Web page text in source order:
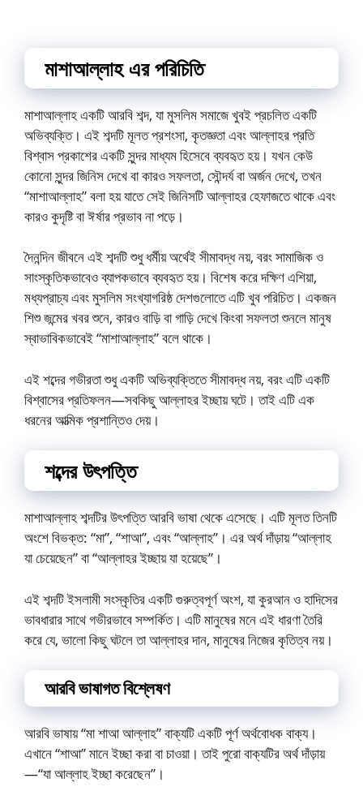
মাশাআল্লাহ এর পরিচিতি
মাশাআল্লাহ একটি আরবি শব্দ, যা মুসলিম সমাজে খুবই প্রচলিত একটি
অভিব্যক্তি। এই শব্দটি মূলত প্রশংসা, কৃতজ্ঞতা এবং আল্লাহর প্রতি
বিশ্বাস প্রকাশের একটি সুন্দর মাধ্যম হিসেবে ব্যবহৃত হয়। যখন কেউ
কোনো সুন্দর জিনিস দেখে বা কারও সফলতা, সৌন্দর্য বা অর্জন দেখে, তখন
“মাশাআল্লাহ” বলা হয় যাতে সেই জিনিসটি আল্লাহর হেফাজতে থাকে এবং
কারও কুদৃষ্টি বা ঈর্ষার প্রভাব না পড়ে।
দৈনন্দিন জীবনে এই শব্দটি শুধু ধর্মীয় অর্থেই সীমাবদ্ধ নয়, বরং সামাজিক ও
সাংস্কৃতিকভাবেও ব্যাপকভাবে ব্যবহৃত হয়। বিশেষ করে দক্ষিণ এশিয়া,
মধ্যপ্রাচ্য এবং মুসলিম সংখ্যাগরিষ্ঠ দেশগুলোতে এটি খুব পরিচিত। একজন
শিশু জন্মের খবর শুনে, কারও বাড়ি বা গাড়ি দেখে কিংবা সফলতা শুনলে মানুষ
স্বাভাবিকভাবেই “মাশাআল্লাহ” বলে থাকে।
এই শব্দের গভীরতা শুধু একটি অভিব্যক্তিতে সীমাবদ্ধ নয়, বরং এটি একটি
বিশ্বাসের প্রতিফলন—সবকিছু আল্লাহর ইচ্ছায় ঘটে। তাই এটি এক
ধরনের আত্মিক প্রশান্তিও দেয়।
শব্দের উৎপত্তি
মাশাআল্লাহ শব্দটির উৎপত্তি আরবি ভাষা থেকে এসেছে। এটি মূলত তিনটি
অংশে বিভক্ত: “মা”, “শাআ”, এবং “আল্লাহ”। এর অর্থ দাঁড়ায় “আল্লাহ
যা চেয়েছেন” বা “আল্লাহর ইচ্ছায় যা হয়েছে”।
এই শব্দটি ইসলামী সংস্কৃতির একটি গুরুত্বপূর্ণ অংশ, যা কুরআন ও হাদিসের
ভাবধারার সাথে গভীরভাবে সম্পর্কিত। এটি মানুষের মনে এই ধারণা তৈরি
করে যে, ভালো কিছু ঘটলে তা আল্লাহর দান, মানুষের নিজের কৃতিত্ব নয়।
আরবি ভাষাগত বিশ্লেষণ
আরবি ভাষায় “মা শাআ আল্লাহ” বাক্যটি একটি পূর্ণ অর্থবোধক বাক্য।
এখানে “শাআ” মানে ইচ্ছা করা বা চাওয়া। তাই পুরো বাক্যটির অর্থ দাঁড়ায়
—“যা আল্লাহ ইচ্ছা করেছেন”।